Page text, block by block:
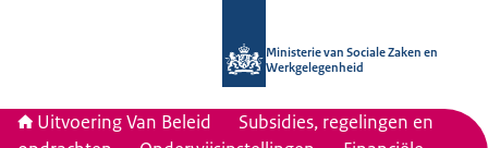
Ministerie van Sociale Zaken en
Werkgelegenheid
Uitvoering Van Beleid
Subsidies, regelingen en